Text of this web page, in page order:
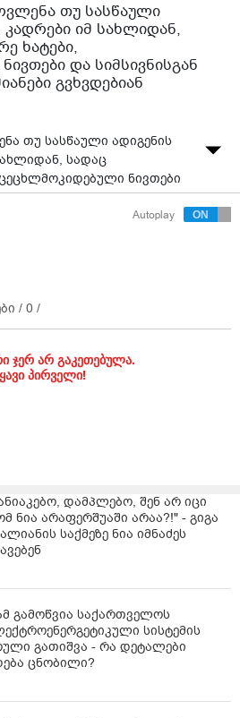
თუ სასწაული
კადრები იმ სახლიდან,
ხატები,
და სიმსივნისგან
გვხვდებიან
თუ სასწაული ადიგენის
სადაც
ნივთები
ადამიანები
Autoplay
/ 0 /
ჯერ არ გაკეთებულა.
პირველი!
დამპლებო, შენ არ იცი
ნია არაფერშუაში არაა?!" - გიგა
საქმეზე ნია იმნაძეს
გამოწვია საქართველოს
სისტემის
გათიშვა - რა დეტალები
ცნობილი?